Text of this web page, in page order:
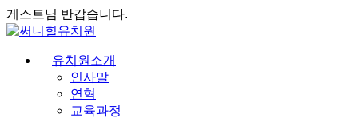
게스트님 반갑습니다.
유치원소개
인사말
연혁
교육과정